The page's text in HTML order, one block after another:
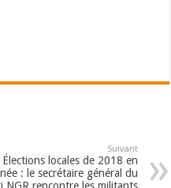
Suivant
Élections locales de 2018 en
: le secrétaire général du
NGR rencontre les militants